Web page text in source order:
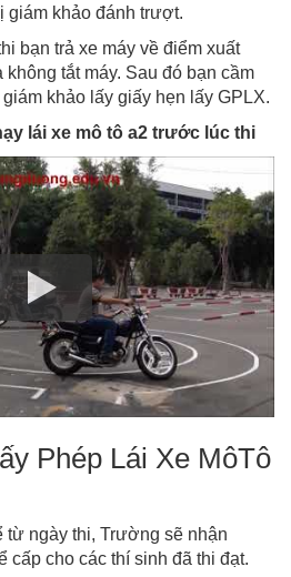
giám khảo đánh trượt.
bạn trả xe máy về điểm xuất
không tắt máy. Sau đó bạn cầm
khảo lấy giấy hẹn lấy GPLX.
lái xe mô tô a2 trước lúc thi
Phép Lái Xe MôTô
từ ngày thi, Trường sẽ nhận
cấp cho các thí sinh đã thi đạt.